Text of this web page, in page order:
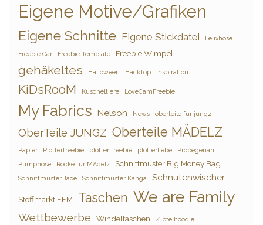
Eigene Motive/Grafiken
Eigene Schnitte Eigene Stickdatei Felixhose
Freebie Car Freebie Template Freebie Wimpel
gehäkeltes Halloween HäckTop Inspiration
KiDsRooM Kuscheltiere LoveCamFreebie
My Fabrics Nelson News oberteile für jungz
OberTeile JUNGZ Oberteile MÄDELZ
Papier Plotterfreebie plotter freebie plotterliebe
Probegenäht
Pumphose
Röcke für MAdelz Schnittmuster Big Money Bag
Schnittmuster Jace Schnittmuster Kanga Schnutenwischer
Stoffmarkt FFM Taschen We are Family
Wettbewerbe Windeltaschen Zipfelhoodie